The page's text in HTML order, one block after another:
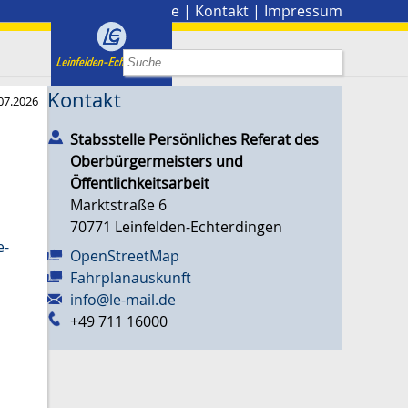
Presse | Kontakt | Impressum
Kontakt
Stabsstelle Persönliches Referat des
Oberbürgermeisters und
Öffentlichkeitsarbeit
Marktstraße 6
70771 Leinfelden-Echterdingen
OpenStreetMap
Fahrplanauskunft
info@le-mail.de
+49 711 16000